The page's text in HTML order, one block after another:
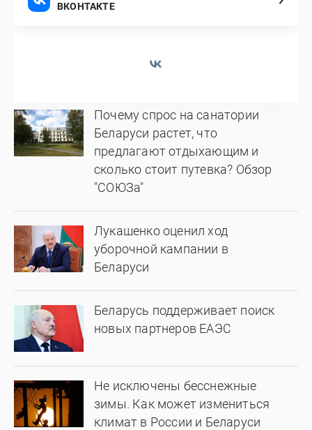
ВКОНТАКТЕ
Почему спрос на санатории
Беларуси растет, что
предлагают отдыхающим и
сколько стоит путевка? Обзор
"СОЮЗа"
Лукашенко оценил ход
уборочной кампании в
Беларуси
Беларусь поддерживает поиск
новых партнеров ЕАЭС
Не исключены бесснежные
зимы. Как может измениться
климат в России и Беларуси